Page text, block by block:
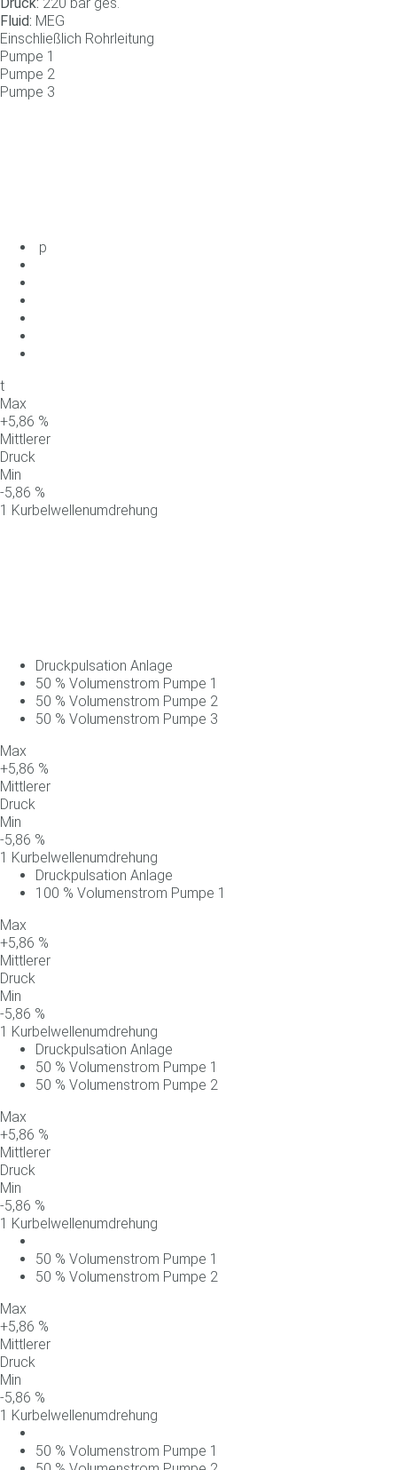
Fluid: MEG
Einschließlich Rohrleitung
Pumpe 1
Pumpe 2
Pumpe 3
p
t
Max
+5,86 %
Mittlerer
Druck
Min
-5,86 %
1 Kurbelwellenumdrehung
Druckpulsation Anlage
50 % Volumenstrom Pumpe 1
50 % Volumenstrom Pumpe 2
50 % Volumenstrom Pumpe 3
Max
+5,86 %
Mittlerer
Druck
Min
-5,86 %
1 Kurbelwellenumdrehung
Druckpulsation Anlage
100 % Volumenstrom Pumpe 1
Max
+5,86 %
Mittlerer
Druck
Min
-5,86 %
1 Kurbelwellenumdrehung
Druckpulsation Anlage
50 % Volumenstrom Pumpe 1
50 % Volumenstrom Pumpe 2
Max
+5,86 %
Mittlerer
Druck
Min
-5,86 %
1 Kurbelwellenumdrehung
50 % Volumenstrom Pumpe 1
50 % Volumenstrom Pumpe 2
Max
+5,86 %
Mittlerer
Druck
Min
-5,86 %
1 Kurbelwellenumdrehung
50 % Volumenstrom Pumpe 1